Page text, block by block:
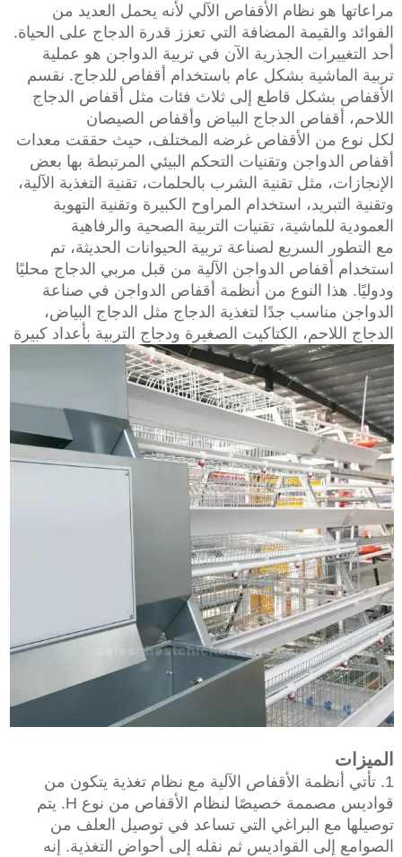
مراعاتها هو نظام الأقفاص الآلي لأنه يحمل العديد من
الفوائد والقيمة المضافة التي تعزز قدرة الدجاج على الحياة.
أحد التغييرات الجذرية الآن في تربية الدواجن هو عملية
تربية الماشية بشكل عام باستخدام أقفاص للدجاج. نقسم
الأقفاص بشكل قاطع إلى ثلاث فئات مثل أقفاص الدجاج
اللاحم، أقفاص الدجاج البياض وأقفاص الصيصان
لكل نوع من الأقفاص غرضه المختلف، حيث حققت معدات
أقفاص الدواجن وتقنيات التحكم البيئي المرتبطة بها بعض
الإنجازات، مثل تقنية الشرب بالحلمات، تقنية التغذية الآلية،
وتقنية التبريد، استخدام المراوح الكبيرة وتقنية التهوية
العمودية للماشية، تقنيات التربية الصحية والرفاهية
مع التطور السريع لصناعة تربية الحيوانات الحديثة، تم
استخدام أقفاص الدواجن الآلية من قبل مربي الدجاج محليًا
ودوليًا. هذا النوع من أنظمة أقفاص الدواجن في صناعة
الدواجن مناسب جدًا لتغذية الدجاج مثل الدجاج البياض،
الدجاج اللاحم، الكتاكيت الصغيرة ودجاج التربية بأعداد كبيرة
الميزات
1. تأتي أنظمة الأقفاص الآلية مع نظام تغذية يتكون من
قواديس مصممة خصيصًا لنظام الأقفاص من نوع H. يتم
توصيلها مع البراغي التي تساعد في توصيل العلف من
الصوامع إلى القواديس ثم نقله إلى أحواض التغذية. إنه